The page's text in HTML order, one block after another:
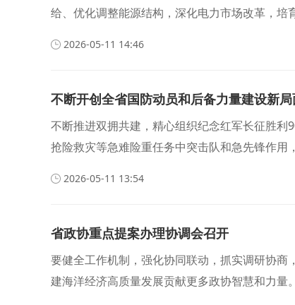
给、优化调整能源结构，深化电力市场改革，培
2026-05-11 14:46
不断开创全省国防动员和后备力量建设新
不断推进双拥共建，精心组织纪念红军长征胜利
抢险救灾等急难险重任务中突击队和急先锋作用
2026-05-11 13:54
省政协重点提案办理协调会召开
要健全工作机制，强化协同联动，抓实调研协商
建海洋经济高质量发展贡献更多政协智慧和力量。